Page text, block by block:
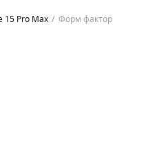
15 Pro Max
Форм фактор